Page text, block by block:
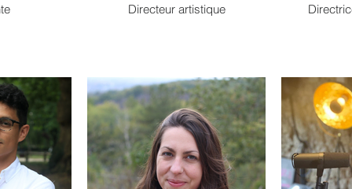
Directeur artistique